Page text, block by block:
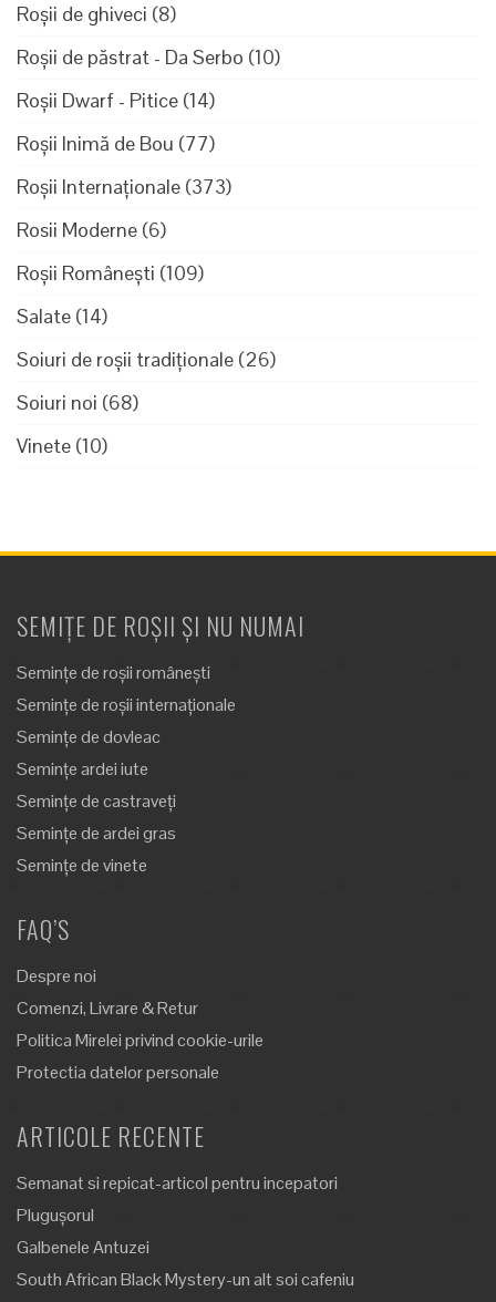
Roșii de ghiveci (8)
Roșii de păstrat - Da Serbo (10)
Roșii Dwarf - Pitice (14)
Roșii Inimă de Bou (77)
Roșii Internaționale (373)
Rosii Moderne (6)
Roșii Românești (109)
Salate (14)
Soiuri de roșii tradiționale (26)
Soiuri noi (68)
Vinete (10)
SEMIȚE DE ROȘII ȘI NU NUMAI
Semințe de roșii românești
Semințe de roșii internaționale
Semințe de dovleac
Semințe ardei iute
Semințe de castraveți
Semințe de ardei gras
Semințe de vinete
FAQ’S
Despre noi
Comenzi, Livrare & Retur
Politica Mirelei privind cookie-urile
Protectia datelor personale
ARTICOLE RECENTE
Semanat si repicat-articol pentru incepatori
Plugușorul
Galbenele Antuzei
South African Black Mystery-un alt soi cafeniu